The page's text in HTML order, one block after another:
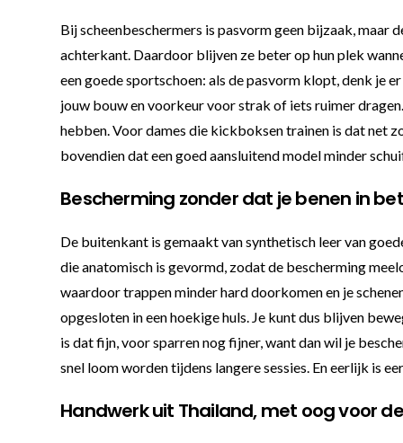
Bij scheenbeschermers is pasvorm geen bijzaak, maar
achterkant. Daardoor blijven ze beter op hun plek
een goede sportschoen: als de pasvorm klopt, denk je
jouw bouw en voorkeur voor strak of iets ruimer
hebben. Voor dames die kickboksen trainen is dat net
bovendien dat een goed aansluitend model minder
Bescherming zonder dat je benen in
De buitenkant is gemaakt van synthetisch leer van
die anatomisch is gevormd, zodat de bescherming
waardoor trappen minder hard doorkomen en je
opgesloten in een hoekige huls. Je kunt dus blijven
is dat fijn, voor sparren nog fijner, want dan wil je
snel loom worden tijdens langere sessies. En eerlijk is
Handwerk uit Thailand, met oog voor